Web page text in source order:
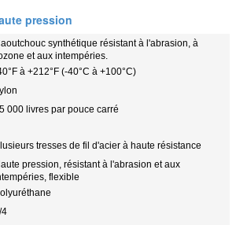
pression
synthétique résistant à l'abrasion, à
et aux intempéries.
à +212°F (-40°C à +100°C)
000 livres par pouce carré
tresses de fil d'acier à haute résistance
pression, résistant à l'abrasion et aux
flexible
4